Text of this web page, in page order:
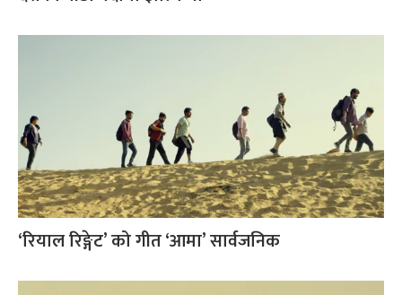
‘रियाल रिङ्गेट’ को गीत ‘आमा’ सार्वजनिक